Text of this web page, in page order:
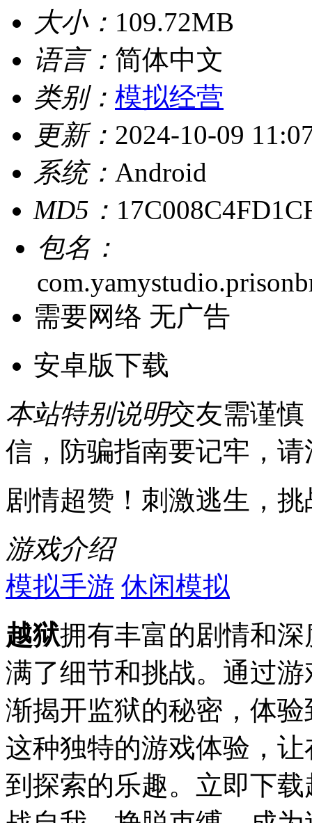
大小： 109.72MB
语言： 简体中文
类别： 模拟经营
更新： 2024-10-09
系统： Android
MD5：
包名：
需要网络 无广告
安卓版下载
本站特别说明交友需谨
信，防骗指南要记牢，
剧情超赞！刺激逃生，
游戏介绍
模拟手游 休闲模拟
越狱拥有丰富的剧情和
满了细节和挑战。通过
渐揭开监狱的秘密，体
这种独特的游戏体验，
到探索的乐趣。立即下